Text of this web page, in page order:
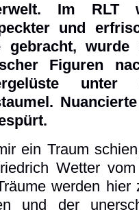
Im
und
gebracht, wurde
Figuren
unter
ein Traum
Wetter
werden
und der